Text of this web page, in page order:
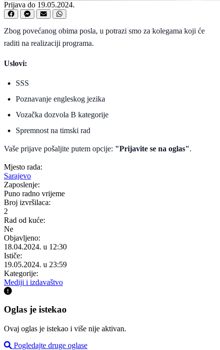
Prijava do 19.05.2024.
Zbog povećanog obima posla, u potrazi smo za kolegama koji će
raditi na realizaciji programa.
Uslovi:
SSS
Poznavanje engleskog jezika
Vozačka dozvola B kategorije
Spremnost na timski rad
Vaše prijave pošaljite putem opcije: "Prijavite se na oglas".
Mjesto rada:
Sarajevo
Zaposlenje:
Puno radno vrijeme
Broj izvršilaca:
2
Rad od kuće:
Ne
Objavljeno:
18.04.2024. u 12:30
Ističe:
19.05.2024. u 23:59
Kategorije:
Mediji i izdavaštvo
Oglas je istekao
Ovaj oglas je istekao i više nije aktivan.
Pogledajte druge oglase